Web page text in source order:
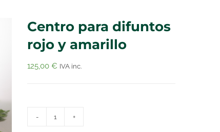
Centro para difuntos
rojo y amarillo
125,00 € IVA inc.